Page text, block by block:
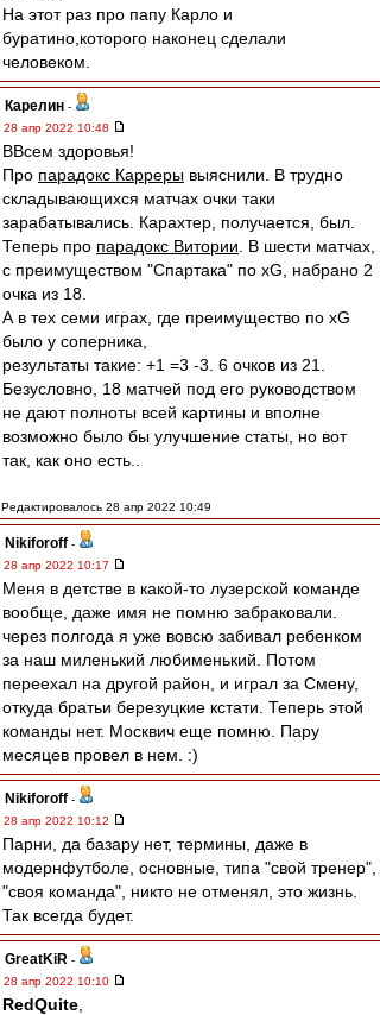
На этот раз про папу Карло и
буратино,которого наконец сделали
человеком.
Карелин -
28 апр 2022 10:48
ВВсем здоровья!
Про парадокс Карреры выяснили. В трудно
складывающихся матчах очки таки
зарабатывались. Карахтер, получается, был.
Теперь про парадокс Витории . В шести матчах,
с преимуществом "Спартака" по xG, набрано 2
очка из 18.
А в тех семи играх, где преимущество по xG
было у соперника,
результаты такие: +1 =3 -3. 6 очков из 21.
Безусловно, 18 матчей под его руководством
не дают полноты всей картины и вполне
возможно было бы улучшение статы, но вот
так, как оно есть..
Редактировалось 28 апр 2022 10:49
Nikiforoff -
28 апр 2022 10:17
Меня в детстве в какой-то лузерской команде
вообще, даже имя не помню забраковали.
через полгода я уже вовсю забивал ребенком
за наш миленький любименький. Потом
переехал на другой район, и играл за Смену,
откуда братьи березуцкие кстати. Теперь этой
команды нет. Москвич еще помню. Пару
месяцев провел в нем. :)
Nikiforoff -
28 апр 2022 10:12
Парни, да базару нет, термины, даже в
модернфутболе, основные, типа "свой тренер",
"своя команда", никто не отменял, это жизнь.
Так всегда будет.
GreatKiR -
28 апр 2022 10:10
RedQuite